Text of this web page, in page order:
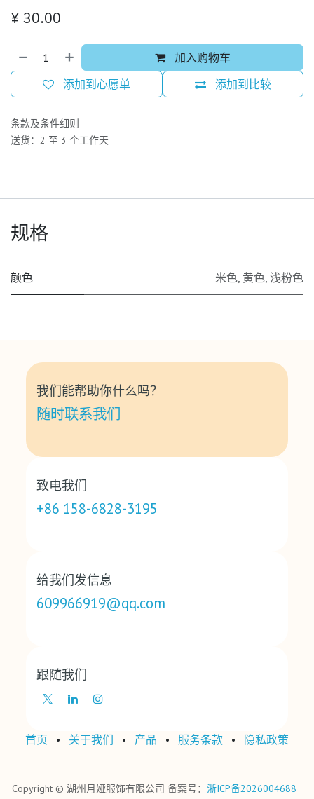
¥ 30.00
加入购物车
添加到比较
添加到心愿单
条款及条件细则
送货：2 至 3 个工作天
规格
颜色 米色 黄色 浅粉色
我们能帮助你什么吗？
随时联系我们
致电我们
+86 158-6828-3195
给我们发信息
609966919@qq.com
跟随我们
首页 • 关于我们 • 产品 • ‎服务条款‎ • ‎隐私政策‎
Copyright © 湖州月娅服饰有限公司 备案号： 浙ICP备2026004688